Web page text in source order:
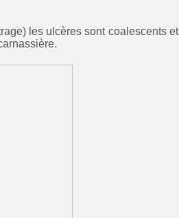
les ulcères sont coalescents et